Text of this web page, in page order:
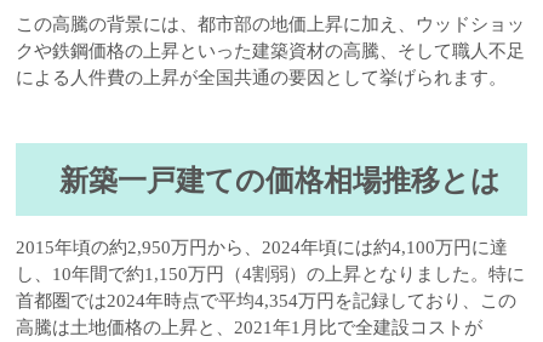
この高騰の背景には、都市部の地価上昇に加え、ウッドショッ
クや鉄鋼価格の上昇といった建築資材の高騰、そして職人不足
による人件費の上昇が全国共通の要因として挙げられます。
新築一戸建ての価格相場推移とは
2015年頃の約2,950万円から、2024年頃には約4,100万円に達
し、10年間で約1,150万円（4割弱）の上昇となりました。特に
首都圏では2024年時点で平均4,354万円を記録しており、この
高騰は土地価格の上昇と、2021年1月比で全建設コストが